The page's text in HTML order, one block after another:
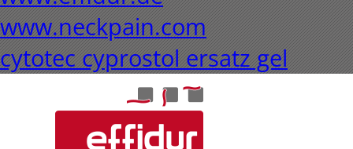
www.neckpain.com
cytotec cyprostol ersatz gel